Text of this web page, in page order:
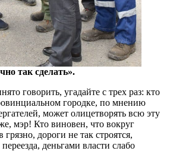
так сделать».
говорить, угадайте с трех раз: кто
городке, по мнению
может олицетворять всю эту
мэр! Кто виновен, что вокруг
дороги не так строятся,
деньгами власти слабо